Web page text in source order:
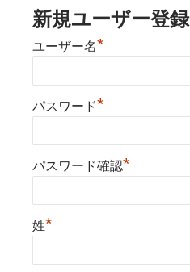
新規ユーザー登録
ユーザー名*
パスワード*
パスワード確認*
姓*